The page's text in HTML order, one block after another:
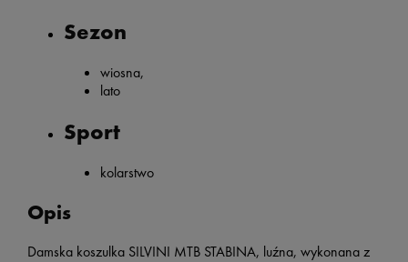
Sezon
wiosna,
lato
Sport
kolarstwo
Opis
Damska koszulka SILVINI MTB STABINA, luźna, wykonana z